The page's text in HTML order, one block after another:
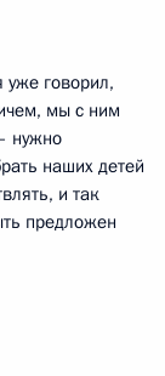
уже говорил,
мы с ним
нужно
наших детей
и так
предложен